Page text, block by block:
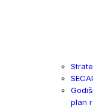
plan